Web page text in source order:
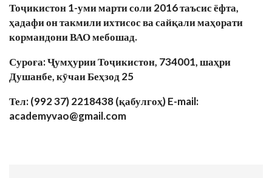
Тоҷикистон 1-уми марти соли 2016 таъсис ёфта,
ҳадафи он такмили ихтисос ва сайқали маҳорати
кормандони ВАО мебошад.
Суроға: Ҷумҳурии Тоҷикистон, 734001, шаҳри
Душанбе, кӯчаи Беҳзод 25
Тел: (992 37) 2218438 (қабулгоҳ) E-mail:
academyvao@gmail.com